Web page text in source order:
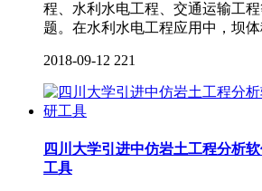
程、水利水电工程、交通运输工
题。在水利水电工程应用中，坝
2018-09-12 221
四川大学引进中仿岩土工程分析
工具